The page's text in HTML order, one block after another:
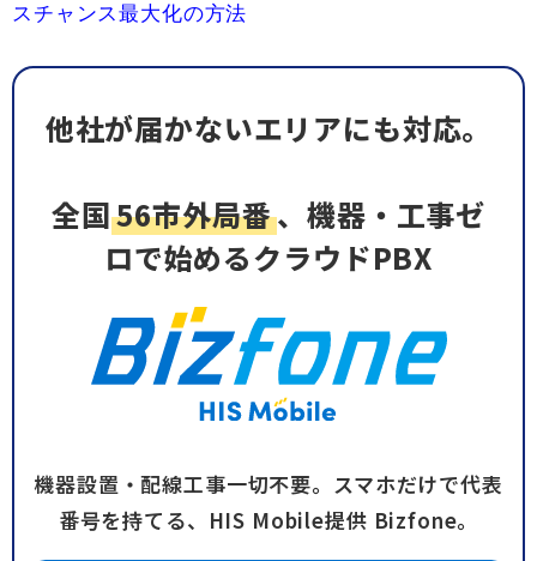
スチャンス最大化の方法
他社が届かないエリアにも対応。
全国56市外局番、機器・工事ゼ
ロで始めるクラウドPBX
機器設置・配線工事一切不要。スマホだけで代表
番号を持てる、HIS Mobile提供 Bizfone。